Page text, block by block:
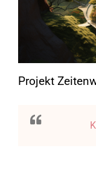
Projekt